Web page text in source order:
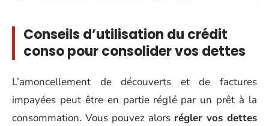
Conseils d’utilisation du crédit
conso pour consolider vos dettes
L’amoncellement de découverts et de factures
impayées peut être en partie réglé par un prêt à la
consommation. Vous pouvez alors régler vos dettes